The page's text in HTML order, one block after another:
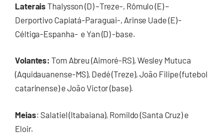
LateraisThalysson (D) –Treze-, Rômulo (E) –
Derportivo Capiatá-Paraguai-, Arinse Uade (E) -
Céltiga-Espanha- e Yan (D) -base.
Volantes: Tom Abreu (Aimoré-RS), Wesley Mutuca
(Aquidauanense-MS), Dedé (Treze), João Filipe (futebol
catarinense) e João Victor (base).
Meias: Salatiel (Itabaiana), Romildo (Santa Cruz) e
Eloir.